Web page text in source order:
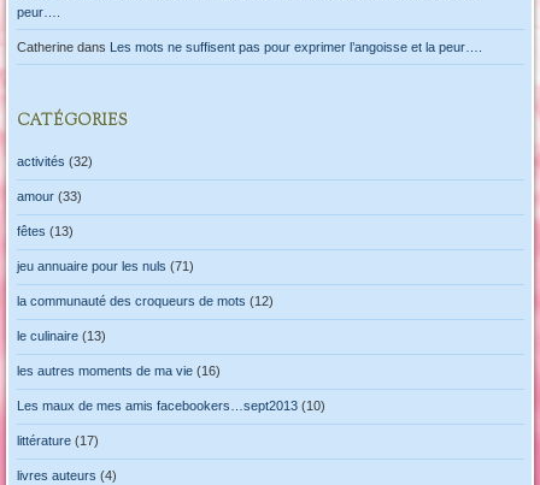
peur….
Catherinedans Les mots ne suffisent pas pour exprimer l’angoisse et la peur….
CATÉGORIES
activités (32)
amour(33)
fêtes (13)
jeu annuaire pour les nuls (71)
la communauté des croqueurs de mots (12)
le culinaire(13)
les autres moments de ma vie(16)
Les maux de mes amis facebookers…sept2013(10)
littérature(17)
livres auteurs (4)